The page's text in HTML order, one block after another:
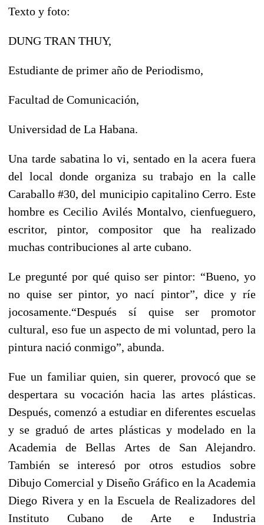
Texto y foto:
DUNG TRAN THUY,
Estudiante de primer año de Periodismo,
Facultad de Comunicación,
Universidad de La Habana.
Una tarde sabatina lo vi, sentado en la acera fuera
del local donde organiza su trabajo en la calle
Caraballo #30, del municipio capitalino Cerro. Este
hombre es Cecilio Avilés Montalvo, cienfueguero,
escritor, pintor, compositor que ha realizado
muchas contribuciones al arte cubano.
Le pregunté por qué quiso ser pintor: “Bueno, yo
no quise ser pintor, yo nací pintor”, dice y ríe
jocosamente.“Después sí quise ser promotor
cultural, eso fue un aspecto de mi voluntad, pero la
pintura nació conmigo”, abunda.
Fue un familiar quien, sin querer, provocó que se
despertara su vocación hacia las artes plásticas.
Después, comenzó a estudiar en diferentes escuelas
y se graduó de artes plásticas y modelado en la
Academia de Bellas Artes de San Alejandro.
También se interesó por otros estudios sobre
Dibujo Comercial y Diseño Gráfico en la Academia
Diego Rivera y en la Escuela de Realizadores del
Instituto Cubano de Arte e Industria